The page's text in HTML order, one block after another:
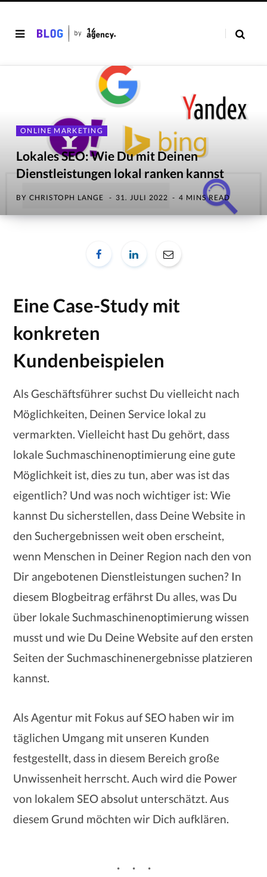
ONLINE MARKETING
Lokales SEO: Wie Du mit Deinen
Dienstleistungen lokal ranken kannst
BY CHRISTOPH LANGE 31. JULI 2022 4 MINS READ
Eine Case-Study mit
konkreten
Kundenbeispielen
Als Geschäftsführer suchst Du vielleicht nach
Möglichkeiten, Deinen Service lokal zu
vermarkten. Vielleicht hast Du gehört, dass
lokale Suchmaschinenoptimierung eine gute
Möglichkeit ist, dies zu tun, aber was ist das
eigentlich? Und was noch wichtiger ist: Wie
kannst Du sicherstellen, dass Deine Website in
den Suchergebnissen weit oben erscheint,
wenn Menschen in Deiner Region nach den von
Dir angebotenen Dienstleistungen suchen? In
diesem Blogbeitrag erfährst Du alles, was Du
über lokale Suchmaschinenoptimierung wissen
musst und wie Du Deine Website auf den ersten
Seiten der Suchmaschinenergebnisse platzieren
kannst.
Als Agentur mit Fokus auf SEO haben wir im
täglichen Umgang mit unseren Kunden
festgestellt, dass in diesem Bereich große
Unwissenheit herrscht. Auch wird die Power
von lokalem SEO absolut unterschätzt. Aus
diesem Grund möchten wir Dich aufklären.